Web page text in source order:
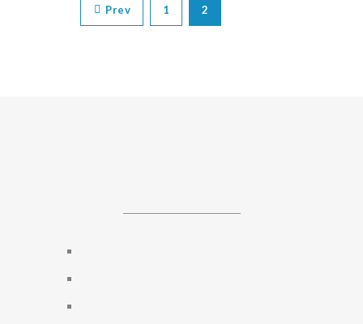
Prev 1 2